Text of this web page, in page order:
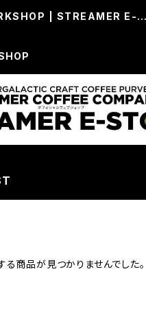
| STREAMER E-S
る商品が見つかりませんでした。